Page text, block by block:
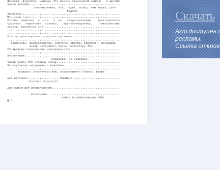
Скачать
Акт доступен
рекламы.
Ссылка